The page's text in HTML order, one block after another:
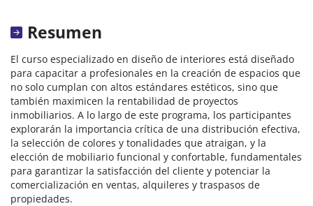
Resumen
El curso especializado en diseño de interiores está diseñado
para capacitar a profesionales en la creación de espacios que
no solo cumplan con altos estándares estéticos, sino que
también maximicen la rentabilidad de proyectos
inmobiliarios. A lo largo de este programa, los participantes
explorarán la importancia crítica de una distribución efectiva,
la selección de colores y tonalidades que atraigan, y la
elección de mobiliario funcional y confortable, fundamentales
para garantizar la satisfacción del cliente y potenciar la
comercialización en ventas, alquileres y traspasos de
propiedades.